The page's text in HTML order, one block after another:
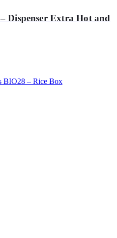
Dispenser Extra Hot and